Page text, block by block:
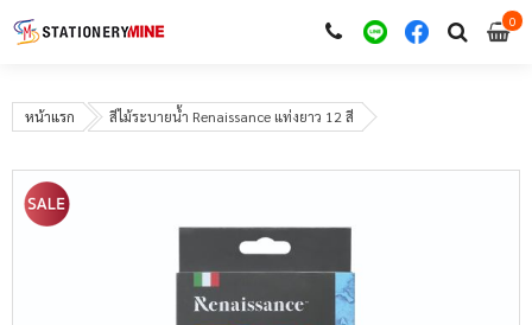
00
หน้าแรก สีไม้ระบายน้ำ Renaissance แท่งยาว 12 สี